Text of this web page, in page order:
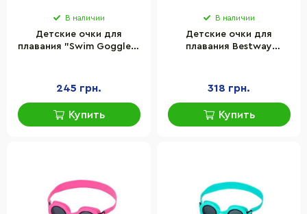
В наличии
Детские очки для
плавания "Swim Goggles"
245 грн.
Купить
В наличии
Детские очки для
плавания Bestway
318 грн.
Купить